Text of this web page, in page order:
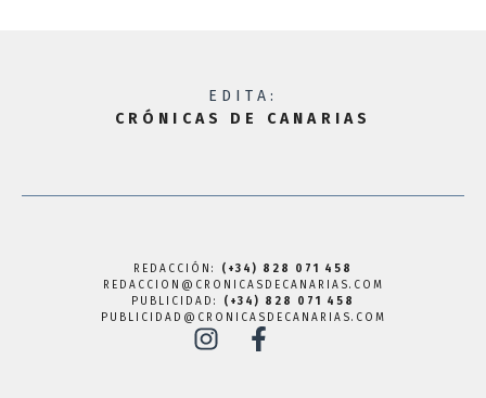
EDITA:
CRÓNICAS DE CANARIAS
REDACCIÓN: (+34) 828 071 458
REDACCION@CRONICASDECANARIAS.COM
PUBLICIDAD: (+34) 828 071 458
PUBLICIDAD@CRONICASDECANARIAS.COM